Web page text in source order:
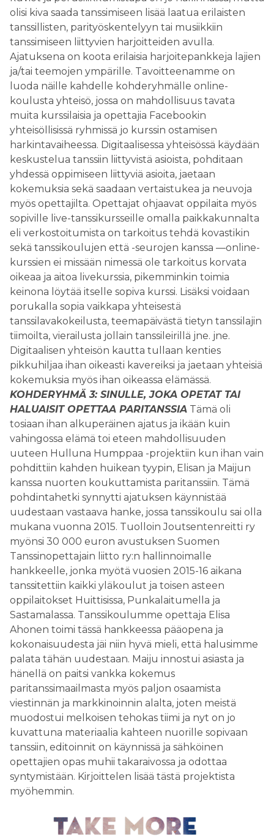
olisi kiva saada tanssimiseen lisää laatua erilaisten
tanssillisten, parityöskentelyyn tai musiikkiin
tanssimiseen liittyvien harjoitteiden avulla.
Ajatuksena on koota erilaisia harjoitepankkeja lajien
ja/tai teemojen ympärille. Tavoitteenamme on
luoda näille kahdelle kohderyhmälle online-
koulusta yhteisö, jossa on mahdollisuus tavata
muita kurssilaisia ja opettajia Facebookin
yhteisöllisissä ryhmissä jo kurssin ostamisen
harkintavaiheessa. Digitaalisessa yhteisössä käydään
keskustelua tanssiin liittyvistä asioista, pohditaan
yhdessä oppimiseen liittyviä asioita, jaetaan
kokemuksia sekä saadaan vertaistukea ja neuvoja
myös opettajilta. Opettajat ohjaavat oppilaita myös
sopiville live-tanssikursseille omalla paikkakunnalta
eli verkostoitumista on tarkoitus tehdä kovastikin
sekä tanssikoulujen että -seurojen kanssa —online-
kurssien ei missään nimessä ole tarkoitus korvata
oikeaa ja aitoa livekurssia, pikemminkin toimia
keinona löytää itselle sopiva kurssi. Lisäksi voidaan
porukalla sopia vaikkapa yhteisestä
tanssilavakokeilusta, teemapäivästä tietyn tanssilajin
tiimoilta, vierailusta jollain tanssileirillä jne. jne.
Digitaalisen yhteisön kautta tullaan kenties
pikkuhiljaa ihan oikeasti kavereiksi ja jaetaan yhteisiä
kokemuksia myös ihan oikeassa elämässä.
KOHDERYHMÄ 3: SINULLE, JOKA OPETAT TAI
HALUAISIT OPETTAA PARITANSSIA Tämä oli
tosiaan ihan alkuperäinen ajatus ja ikään kuin
vahingossa elämä toi eteen mahdollisuuden
uuteen Hulluna Humppaa -projektiin kun ihan vain
pohdittiin kahden huikean tyypin, Elisan ja Maijun
kanssa nuorten koukuttamista paritanssiin. Tämä
pohdintahetki synnytti ajatuksen käynnistää
uudestaan vastaava hanke, jossa tanssikoulu sai olla
mukana vuonna 2015. Tuolloin Joutsentenreitti ry
myönsi 30 000 euron avustuksen Suomen
Tanssinopettajain liitto ry:n hallinnoimalle
hankkeelle, jonka myötä vuosien 2015-16 aikana
tanssitettiin kaikki yläkoulut ja toisen asteen
oppilaitokset Huittisissa, Punkalaitumella ja
Sastamalassa. Tanssikoulumme opettaja Elisa
Ahonen toimi tässä hankkeessa pääopena ja
kokonaisuudesta jäi niin hyvä mieli, että halusimme
palata tähän uudestaan. Maiju innostui asiasta ja
hänellä on paitsi vankka kokemus
paritanssimaailmasta myös paljon osaamista
viestinnän ja markkinoinnin alalta, joten meistä
muodostui melkoisen tehokas tiimi ja nyt on jo
kuvattuna materiaalia kahteen nuorille sopivaan
tanssiin, editoinnit on käynnissä ja sähköinen
opettajien opas muhii takaraivossa ja odottaa
syntymistään. Kirjoittelen lisää tästä projektista
myöhemmin.